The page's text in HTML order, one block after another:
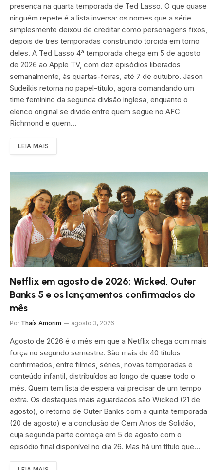
presença na quarta temporada de Ted Lasso. O que quase
ninguém repete é a lista inversa: os nomes que a série
simplesmente deixou de creditar como personagens fixos,
depois de três temporadas construindo torcida em torno
deles. A Ted Lasso 4ª temporada chega em 5 de agosto
de 2026 ao Apple TV, com dez episódios liberados
semanalmente, às quartas-feiras, até 7 de outubro. Jason
Sudeikis retorna no papel-título, agora comandando um
time feminino da segunda divisão inglesa, enquanto o
elenco original se divide entre quem segue no AFC
Richmond e quem…
LEIA MAIS
Netflix em agosto de 2026: Wicked, Outer
Banks 5 e os lançamentos confirmados do
mês
Por Thaís Amorim agosto 3, 2026
Agosto de 2026 é o mês em que a Netflix chega com mais
força no segundo semestre. São mais de 40 títulos
confirmados, entre filmes, séries, novas temporadas e
conteúdo infantil, distribuídos ao longo de quase todo o
mês. Quem tem lista de espera vai precisar de um tempo
extra. Os destaques mais aguardados são Wicked (21 de
agosto), o retorno de Outer Banks com a quinta temporada
(20 de agosto) e a conclusão de Cem Anos de Solidão,
cuja segunda parte começa em 5 de agosto com o
episódio final disponível no dia 26. Mas há um título que…